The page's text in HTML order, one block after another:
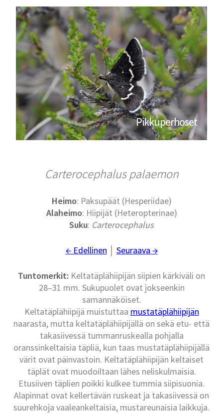
Pikkuperhoset
Carterocephalus palaemon
Heimo: Paksupäät (Hesperiidae)
Alaheimo: Hiipijät (Heteropterinae)
Suku: Carterocephalus
← Edellinen Seuraava →
Tuntomerkit: Keltatäplähiipijän siipien kärkiväli on
28–31 mm. Sukupuolet ovat jokseenkin
samannäköiset.
Keltatäplähiipijä muistuttaa mustatäplähiipijän
naarasta, mutta keltatäplähiipijällä on sekä etu- että
takasiivessä tummanruskealla pohjalla
oranssinkeltaisia täpliä, kun taas mustatäplähiipijällä
värit ovat päinvastoin. Keltatäplähiipijän keltaiset
täplät ovat muodoiltaan lähes neliskulmaisia.
Etusiiven täplien poikki kulkee tummia siipisuonia.
Alapinnat ovat kellertävän ruskeat ja takasiivessä on
suurehkoja vaaleankeltaisia, mustareunaisia laikkuja.